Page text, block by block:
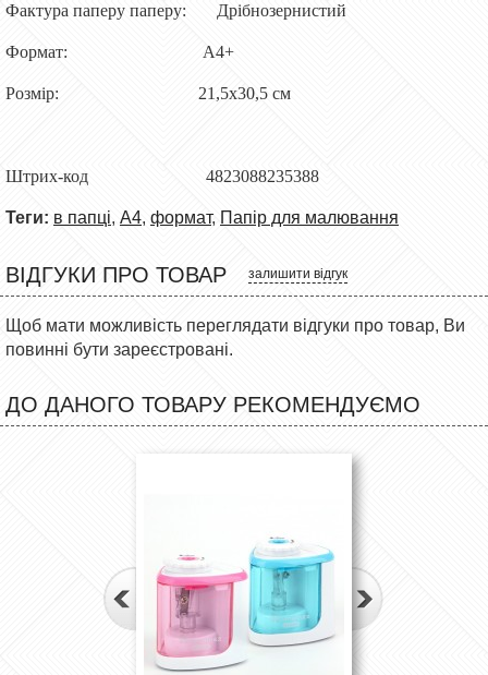
Фактура паперу паперу: Дрібнозернистий
Формат: А4+
Розмір: 21,5х30,5 см
Штрих-код 4823088235388
Теги: в папці, А4, формат, Папір для малювання
ВІДГУКИ ПРО ТОВАР залишити відгук
Щоб мати можливість переглядати відгуки про товар, Ви
повинні бути зареєстровані.
ДО ДАНОГО ТОВАРУ РЕКОМЕНДУЄМО